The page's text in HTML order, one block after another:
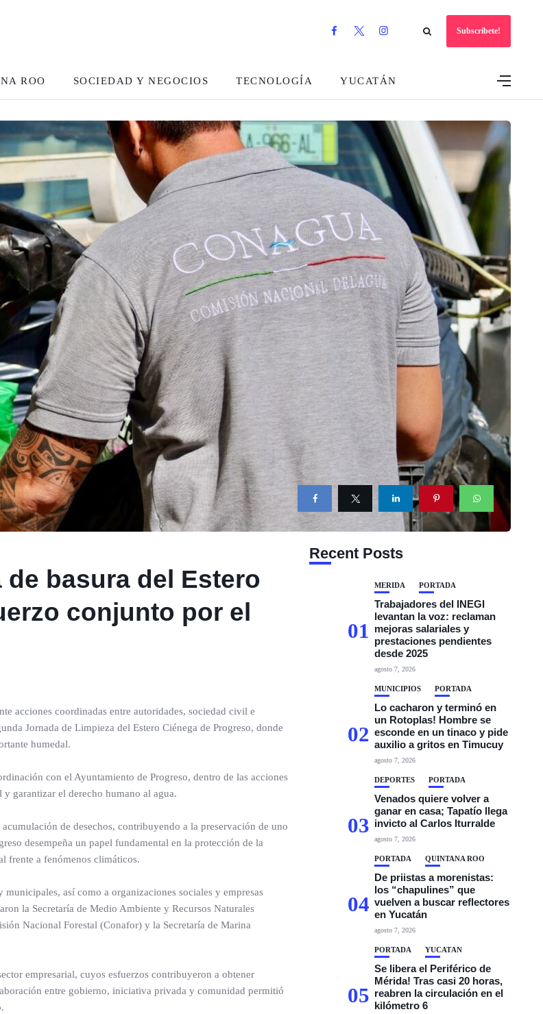
Subscribete!
ROO SOCIEDAD Y NEGOCIOS TECNOLOGÍA YUCATÁN
basura del Estero
conjunto por el
acciones coordinadas entre autoridades, sociedad civil e
Jornada de Limpieza del Estero Ciénega de Progreso, donde
humedal.
con el Ayuntamiento de Progreso, dentro de las acciones
garantizar el derecho humano al agua.
de desechos, contribuyendo a la preservación de uno
desempeña un papel fundamental en la protección de la
frente a fenómenos climáticos.
así como a organizaciones sociales y empresas
la Secretaría de Medio Ambiente y Recursos Naturales
Nacional Forestal (Conafor) y la Secretaría de Marina
empresarial, cuyos esfuerzos contribuyeron a obtener
entre gobierno, iniciativa privada y comunidad permitió
Recent Posts
01
MÉRIDA PORTADA
Trabajadores del INEGI
levantan la voz: reclaman
mejoras salariales y
prestaciones pendientes
desde 2025
agosto 7, 2026
02
MUNICIPIOS PORTADA
Lo cacharon y terminó en
un Rotoplas! Hombre se
esconde en un tinaco y pide
auxilio a gritos en Timucuy
agosto 7, 2026
03
DEPORTES PORTADA
Venados quiere volver a
ganar en casa; Tapatío llega
invicto al Carlos Iturralde
agosto 7, 2026
04
PORTADA QUINTANA ROO
De priistas a morenistas:
los “chapulines” que
vuelven a buscar reflectores
en Yucatán
agosto 7, 2026
05
PORTADA YUCATÁN
Se libera el Periférico de
Mérida! Tras casi 20 horas,
reabren la circulación en el
kilómetro 6